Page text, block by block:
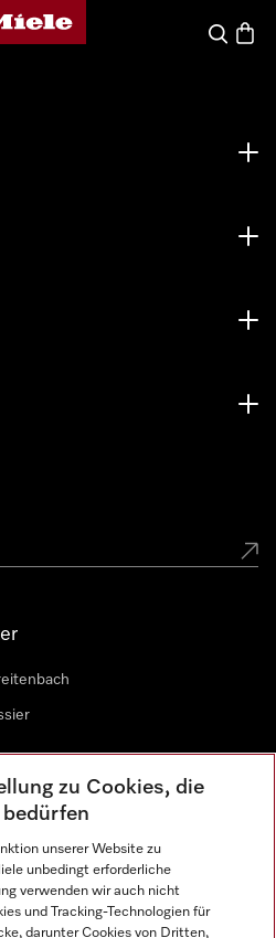
Homepage
Suche
zu Cookies, die
unserer Website zu
unbedingt erforderliche
verwenden wir auch nicht
und Tracking-Technologien für
darunter Cookies von Dritten,